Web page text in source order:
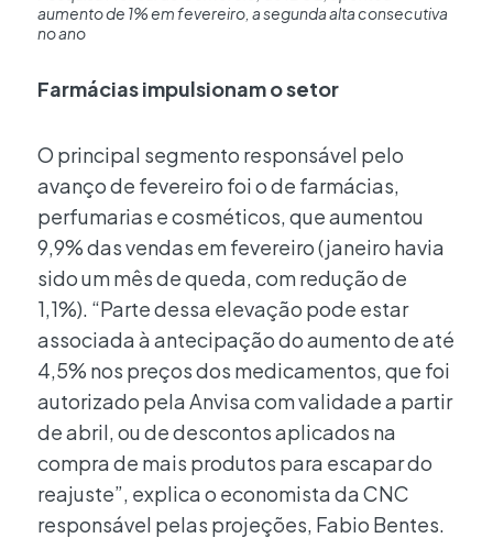
aumento de 1% em fevereiro, a segunda alta consecutiva
no ano
Farmácias impulsionam o setor
O principal segmento responsável pelo
avanço de fevereiro foi o de farmácias,
perfumarias e cosméticos, que aumentou
9,9% das vendas em fevereiro (janeiro havia
sido um mês de queda, com redução de
1,1%). “Parte dessa elevação pode estar
associada à antecipação do aumento de até
4,5% nos preços dos medicamentos, que foi
autorizado pela Anvisa com validade a partir
de abril, ou de descontos aplicados na
compra de mais produtos para escapar do
reajuste”, explica o economista da CNC
responsável pelas projeções, Fabio Bentes.